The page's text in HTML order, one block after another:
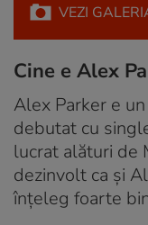
VEZI
Cine e Alex
Alex Parker e
debutat cu
lucrat alături de
dezinvolt ca și
înțeleg foarte